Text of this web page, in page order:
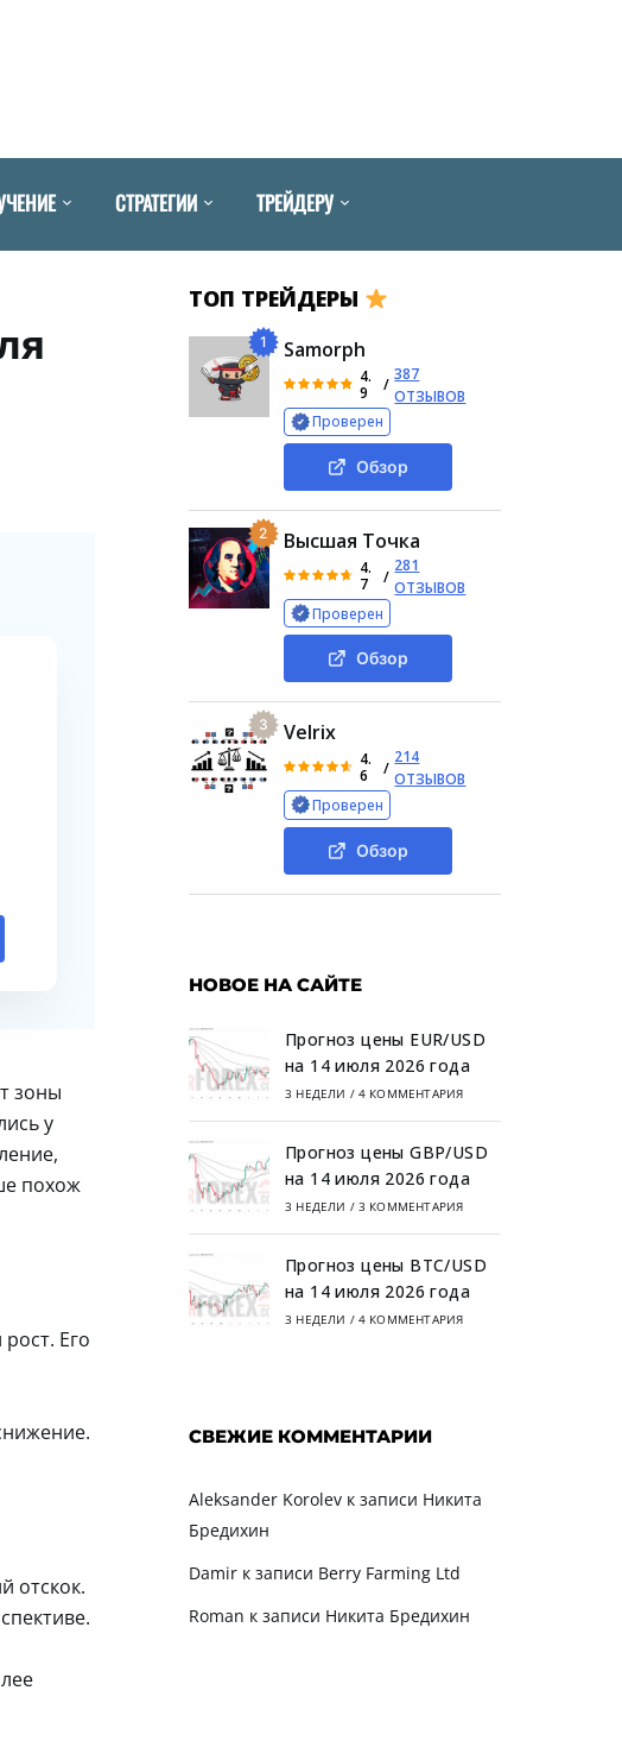
СТРАТЕГИИ ТРЕЙДЕРУ
зоны
у
похож
Его
отскок.
ТОП ТРЕЙДЕРЫ
1 Samorph
4.
9
/
387
ОТЗЫВОВ
Проверен
Обзор
2 Высшая Точка
4.
7
/
281
ОТЗЫВОВ
Проверен
Обзор
3 Velrix
4.
6
/
214
ОТЗЫВОВ
Проверен
Обзор
НОВОЕ НА САЙТЕ
Прогноз цены EUR/USD
на 14 июля 2026 года
3 НЕДЕЛИ / 4 КОММЕНТАРИЯ
Прогноз цены GBP/USD
на 14 июля 2026 года
3 НЕДЕЛИ / 3 КОММЕНТАРИЯ
Прогноз цены BTC/USD
на 14 июля 2026 года
3 НЕДЕЛИ / 4 КОММЕНТАРИЯ
СВЕЖИЕ КОММЕНТАРИИ
Aleksander Korolevк записи Никита
Бредихин
Damirк записи Berry Farming Ltd
Roman к записи Никита Бредихин